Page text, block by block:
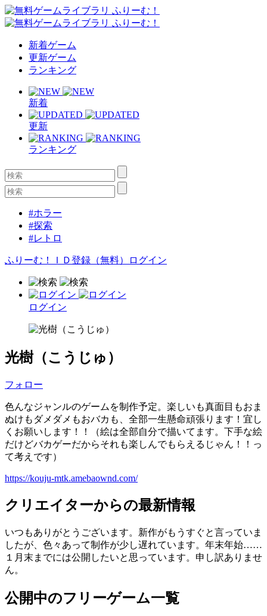
新着ゲーム
更新ゲーム
ランキング
新着
更新
ランキング
#ホラー
#探索
#レトロ
ふりーむ！ＩＤ登録（無料） ログイン
ログイン
光樹（こうじゅ）
フォロー
色んなジャンルのゲームを制作予定。楽しいも真面目もおま
ぬけもダメダメもおバカも、全部一生懸命頑張ります！宜し
くお願いします！！（絵は全部自分で描いてます。下手な絵
だけどバカゲーだからそれも楽しんでもらえるじゃん！！っ
て考えです）
https://kouju-mtk.amebaownd.com/
クリエイターからの最新情報
いつもありがとうございます。新作がもうすぐと言っていま
したが、色々あって制作が少し遅れています。年末年始……
１月末までには公開したいと思っています。申し訳ありませ
ん。
公開中のフリーゲーム一覧